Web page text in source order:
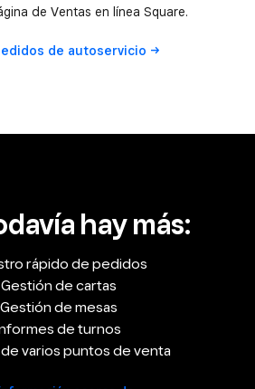
de Ventas en línea Square.
de autoservicio
hay más:
rápido de pedidos
de cartas
de mesas
de turnos
varios puntos de venta